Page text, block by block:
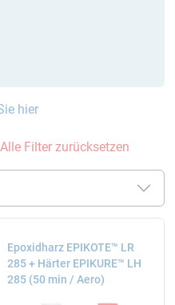
hier
Alle Filter zurücksetzen
Epoxidharz EPIKOTE™ LR
285 + Härter EPIKURE™ LH
285 (50 min / Aero)